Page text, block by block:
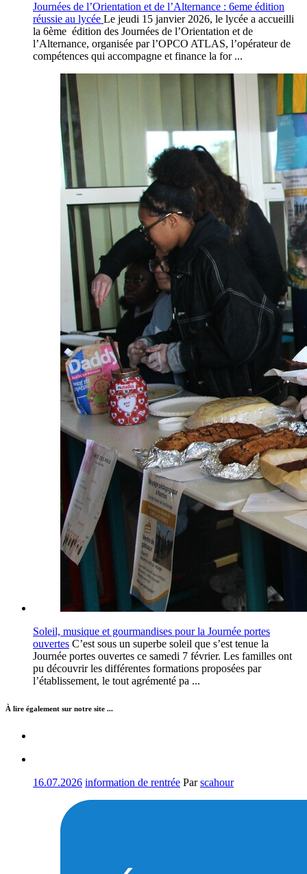
Journées de l’Orientation et de l’Alternance : 6eme édition
réussie au lycée Le jeudi 15 janvier 2026, le lycée a accueilli
la 6ème édition des Journées de l’Orientation et de
l’Alternance, organisée par l’OPCO ATLAS, l’opérateur de
compétences qui accompagne et finance la for ...
Soleil, musique et gourmandises pour la Journée portes
ouvertes C’est sous un superbe soleil que s’est tenue la
Journée portes ouvertes ce samedi 7 février. Les familles ont
pu découvrir les différentes formations proposées par
l’établissement, le tout agrémenté pa ...
À lire également sur notre site ...
16.07.2026 information de rentrée Parscahour